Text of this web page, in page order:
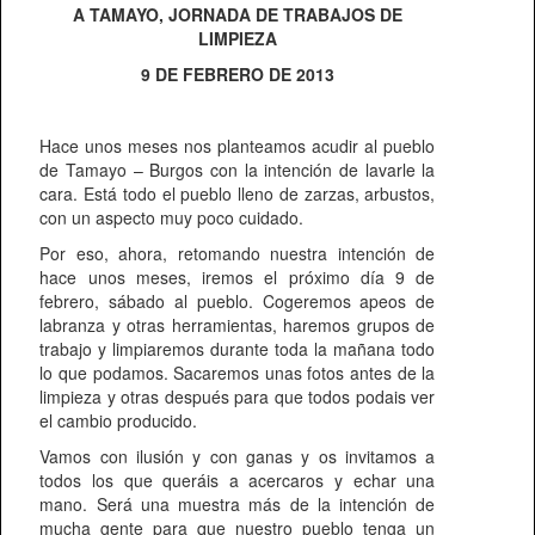
A TAMAYO, JORNADA DE TRABAJOS DE
LIMPIEZA
9 DE FEBRERO DE 2013
Hace unos meses nos planteamos acudir al pueblo
de Tamayo – Burgos con la intención de lavarle la
cara. Está todo el pueblo lleno de zarzas, arbustos,
con un aspecto muy poco cuidado.
Por eso, ahora, retomando nuestra intención de
hace unos meses, iremos el próximo día 9 de
febrero, sábado al pueblo. Cogeremos apeos de
labranza y otras herramientas, haremos grupos de
trabajo y limpiaremos durante toda la mañana todo
lo que podamos. Sacaremos unas fotos antes de la
limpieza y otras después para que todos podais ver
el cambio producido.
Vamos con ilusión y con ganas y os invitamos a
todos los que queráis a acercaros y echar una
mano. Será una muestra más de la intención de
mucha gente para que nuestro pueblo tenga un